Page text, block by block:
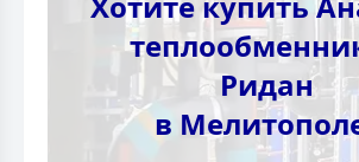
Ридан
в